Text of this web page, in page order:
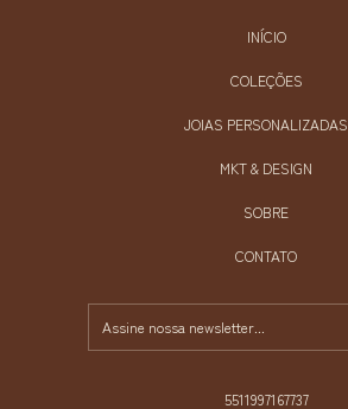
INÍCIO
COLEÇÕES
JOIAS PERSONALIZADAS
MKT & DESIGN
SOBRE
CONTATO
5511997167737